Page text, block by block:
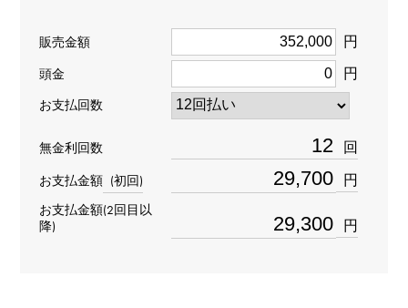
デザイン
一粒
材質
K18ピンクゴールド
ダイヤモンド 約0.200ct
販売金額 円
頭金 円
お支払回数
無金利回数 回
お支払金額 (初回) 円
お支払金額(2回目以
降)
円